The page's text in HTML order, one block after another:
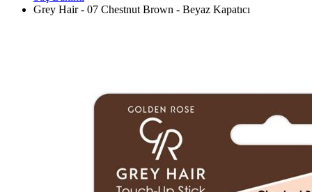
Grey Hair - 07 Chestnut Brown - Beyaz Kapatıcı